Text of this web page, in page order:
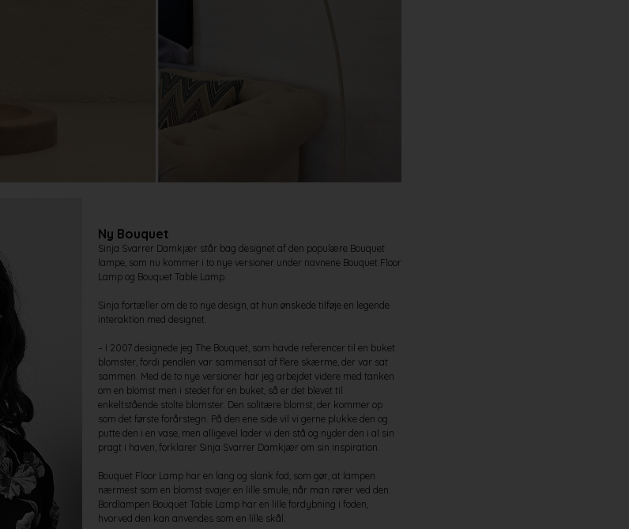
Ny Bouquet
Sinja Svarrer Damkjær står bag designet af den populære Bouquet
lampe, som nu kommer i to nye versioner under navnene Bouquet Floor
Lamp og Bouquet Table Lamp.
Sinja fortæller om de to nye design, at hun ønskede tilføje en legende
interaktion med designet.
– I 2007 designede jeg The Bouquet, som havde referencer til en buket
blomster, fordi pendlen var sammensat af flere skærme, der var sat
sammen. Med de to nye versioner har jeg arbejdet videre med tanken
om en blomst men i stedet for en buket, så er det blevet til
enkeltstående stolte blomster. Den solitære blomst, der kommer op
som det første forårstegn. På den ene side vil vi gerne plukke den og
putte den i en vase, men alligevel lader vi den stå og nyder den i al sin
pragt i haven, forklarer Sinja Svarrer Damkjær om sin inspiration.
Bouquet Floor Lamp har en lang og slank fod, som gør, at lampen
nærmest som en blomst svajer en lille smule, når man rører ved den.
Bordlampen Bouquet Table Lamp har en lille fordybning i foden,
hvorved den kan anvendes som en lille skål.